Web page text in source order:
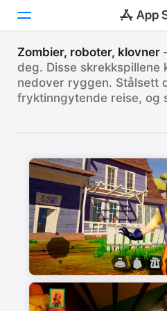
Oppdag
Arcade
Arbeid
Spill
Utvikle
Kategorier
Søk
Plattform
Spill disse –
Se frykten i hvitøyet i disse
eventyrene.
Zombier, roboter, klovner
deg. Disse skrekkspillene
nedover ryggen. Stålsett
fryktinngytende reise, og